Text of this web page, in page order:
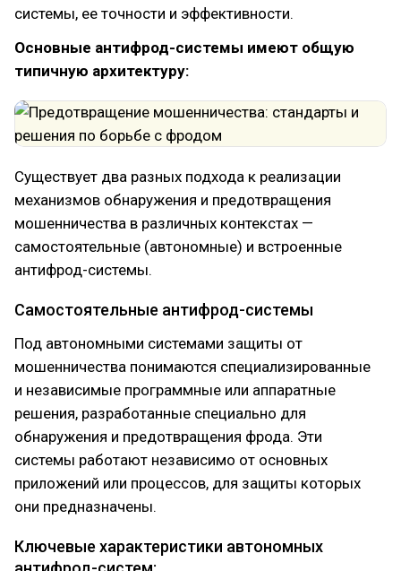
системы, ее точности и эффективности.
Основные антифрод-системы имеют общую
типичную архитектуру:
Существует два разных подхода к реализации
механизмов обнаружения и предотвращения
мошенничества в различных контекстах —
самостоятельные (автономные) и встроенные
антифрод-системы.
Самостоятельные антифрод-системы
Под автономными системами защиты от
мошенничества понимаются специализированные
и независимые программные или аппаратные
решения, разработанные специально для
обнаружения и предотвращения фрода. Эти
системы работают независимо от основных
приложений или процессов, для защиты которых
они предназначены.
Ключевые характеристики автономных